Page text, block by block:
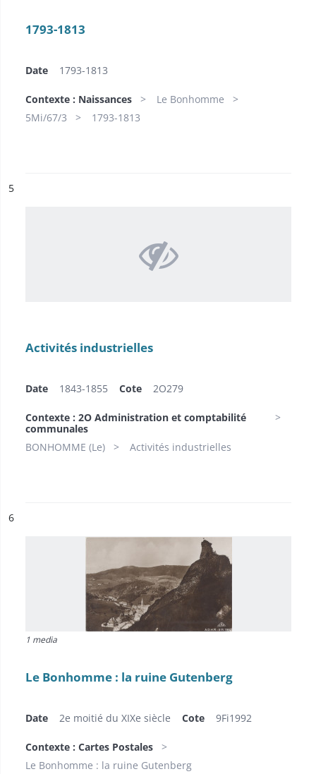
1793-1813
Date 1793-1813
Contexte : Naissances
Le Bonhomme
5Mi/67/3
1793-1813
n°
5
Activités industrielles
Date 1843-1855 Cote 2O279
Contexte : 2O Administration et comptabilité
communales
BONHOMME (Le)
Activités industrielles
n°
6
1 media
Le Bonhomme : la ruine Gutenberg
Date 2e moitié du XIXe siècle Cote 9Fi1992
Contexte : Cartes Postales
Le Bonhomme : la ruine Gutenberg